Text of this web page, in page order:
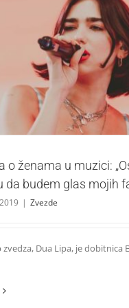
o ženama u muzici: „Osećam
glas mojih fanova“
Zvezde
o ženama u muzici:
da budem glas mojih
| Zvezde
Dua Lipa, je dobitnica